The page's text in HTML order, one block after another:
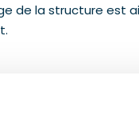
de la structure est